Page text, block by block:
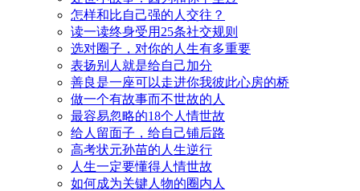
怎样和比自己强的人交往？
读一读终身受用25条社交规则
选对圈子，对你的人生有多重要
表扬别人就是给自己加分
善良是一座可以走进你我彼此心房的桥
做一个有故事而不世故的人
最容易忽略的18个人情世故
给人留面子，给自己铺后路
高考状元孙苗的人生逆行
人生一定要懂得人情世故
如何成为关键人物的圈内人